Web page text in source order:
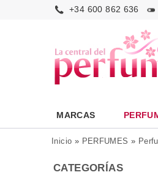
+34 600 862 636
MARCAS
Inicio » PERFUMES »
CATEGORÍAS